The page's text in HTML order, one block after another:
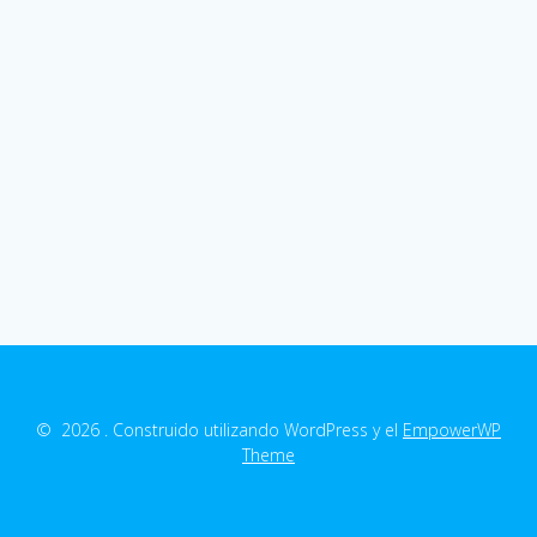
© 2026 . Construido utilizando WordPress y el EmpowerWP
Theme